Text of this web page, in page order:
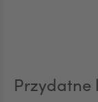
Przydatne